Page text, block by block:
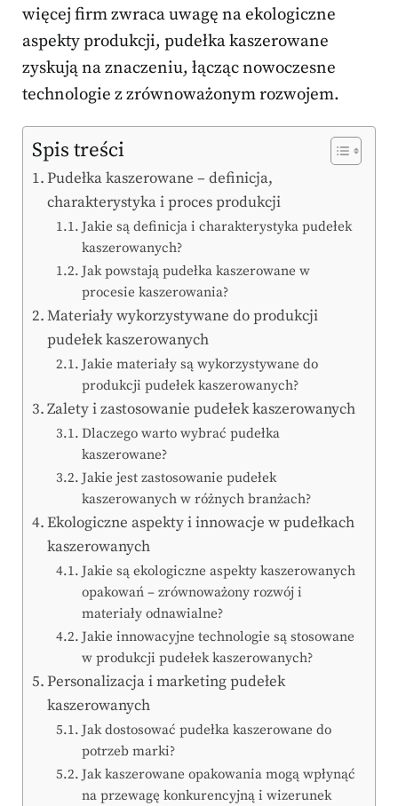
więcej firm zwraca uwagę na ekologiczne
aspekty produkcji, pudełka kaszerowane
zyskują na znaczeniu, łącząc nowoczesne
technologie z zrównoważonym rozwojem.
Spis treści
Pudełka kaszerowane – definicja,
charakterystyka i proces produkcji
Jakie są definicja i charakterystyka pudełek
kaszerowanych?
Jak powstają pudełka kaszerowane w
procesie kaszerowania?
Materiały wykorzystywane do produkcji
pudełek kaszerowanych
Jakie materiały są wykorzystywane do
produkcji pudełek kaszerowanych?
Zalety i zastosowanie pudełek kaszerowanych
Dlaczego warto wybrać pudełka
kaszerowane?
Jakie jest zastosowanie pudełek
kaszerowanych w różnych branżach?
Ekologiczne aspekty i innowacje w pudełkach
kaszerowanych
Jakie są ekologiczne aspekty kaszerowanych
opakowań – zrównoważony rozwój i
materiały odnawialne?
Jakie innowacyjne technologie są stosowane
w produkcji pudełek kaszerowanych?
Personalizacja i marketing pudełek
kaszerowanych
Jak dostosować pudełka kaszerowane do
potrzeb marki?
Jak kaszerowane opakowania mogą wpłynąć
na przewagę konkurencyjną i wizerunek